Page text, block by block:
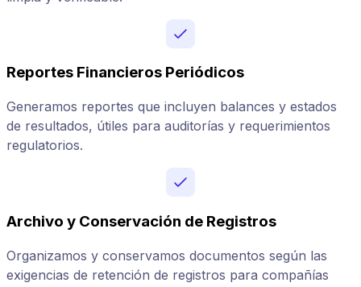
Reportes Financieros Periódicos
Generamos reportes que incluyen balances y estados
de resultados, útiles para auditorías y requerimientos
regulatorios.
Archivo y Conservación de Registros
Organizamos y conservamos documentos según las
exigencias de retención de registros para compañías